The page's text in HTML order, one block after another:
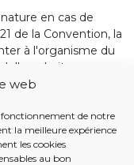
web
fonctionnement de notre
la meilleure expérience
les cookies
au bon
en cas de
de la Convention, la
à l'organisme du
a droit aux
par
de l'Etat
ne présente
séjour s'adresse à